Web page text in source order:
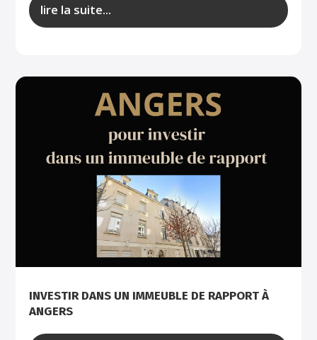
lire la suite...
INVESTIR DANS UN IMMEUBLE DE RAPPORT À
ANGERS